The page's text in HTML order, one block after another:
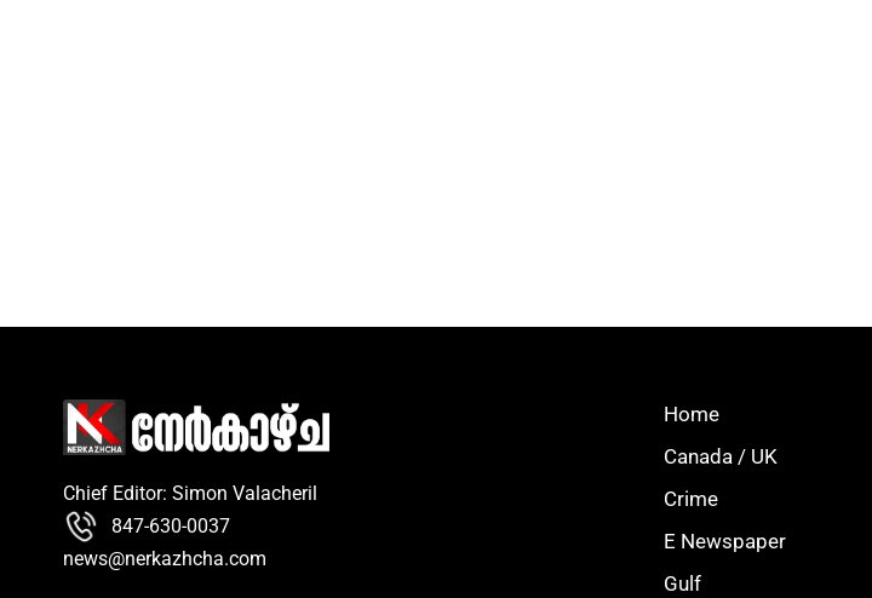
Chief Editor: Simon Valacheril
847-630-0037
news@nerkazhcha.com
Home
Canada / UK
Crime
E Newspaper
Gulf